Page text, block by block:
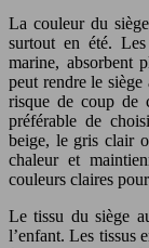
La couleur du
surtout en été.
marine, absorbent
peut rendre le
risque de coup de
préférable de
beige, le gris clair
chaleur et
couleurs claires
Le tissu du siège
l’enfant. Les tissus